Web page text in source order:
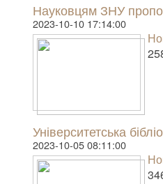
Науковцям ЗНУ
2023-10-10 17:14:00
Університетська
2023-10-05 08:11:00